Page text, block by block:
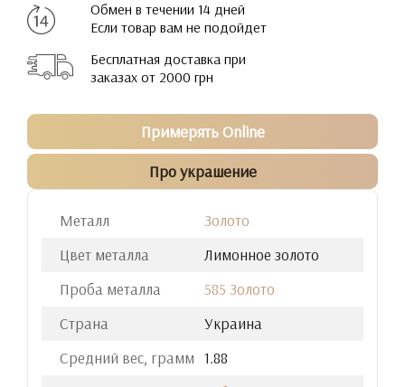
Обмен в течении 14 дней
Если товар вам не подойдет
Бесплатная доставка при
заказах от 2000 грн
Примерять Online
Про украшение
Металл
Золото
Цвет металла
Лимонное золото
Проба металла
585 Золото
Страна
Украина
Средний вес, грамм 1.88